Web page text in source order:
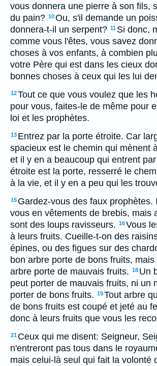
vous donnera une pierre à son fils,
du pain? 10Ou, s'il demande un
donnera-t-il un serpent? 11 Si donc,
comme vous l'êtes, vous savez
choses à vos enfants, à combien
votre Père qui est dans les cieux
bonnes choses à ceux qui les lui
12Tout ce que vous voulez que les
pour vous, faites-le de même pour
loi et les prophètes.
13 Entrez par la porte étroite. Car
spacieux est le chemin qui mènent
et il y en a beaucoup qui entrent
étroite est la porte, resserré le
à la vie, et il y en a peu qui les
15 Gardez-vous des faux prophètes.
vous en vêtements de brebis, mais
sont des loups ravisseurs. 16Vous
à leurs fruits. Cueille-t-on des
épines, ou des figues sur des
bon arbre porte de bons fruits,
arbre porte de mauvais fruits. 18 Un
peut porter de mauvais fruits, ni un
porter de bons fruits. 19Tout arbre
de bons fruits est coupé et jeté au
donc à leurs fruits que vous les
21 Ceux qui me disent: Seigneur,
n'entreront pas tous dans le
mais celui-là seul qui fait la volonté